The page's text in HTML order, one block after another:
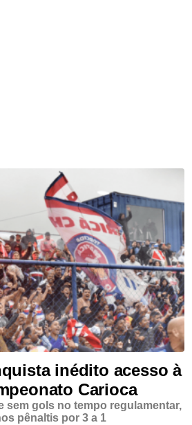
inédito acesso à
Carioca
sem gols no tempo regulamentar,
pênaltis por 3 a 1